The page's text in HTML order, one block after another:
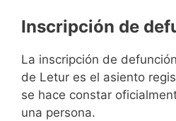
Inscripción de
La inscripción de
de Letur es el asiento
se hace constar
una persona.